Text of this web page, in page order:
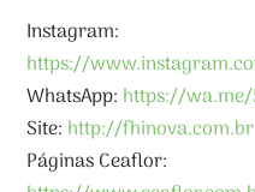
Instagram:
https://
WhatsApp: https://
Site: http://fhinova.com.br
Páginas Ceaflor: